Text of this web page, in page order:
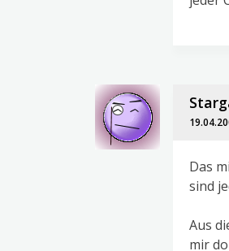
Das
sind
Aus
mir